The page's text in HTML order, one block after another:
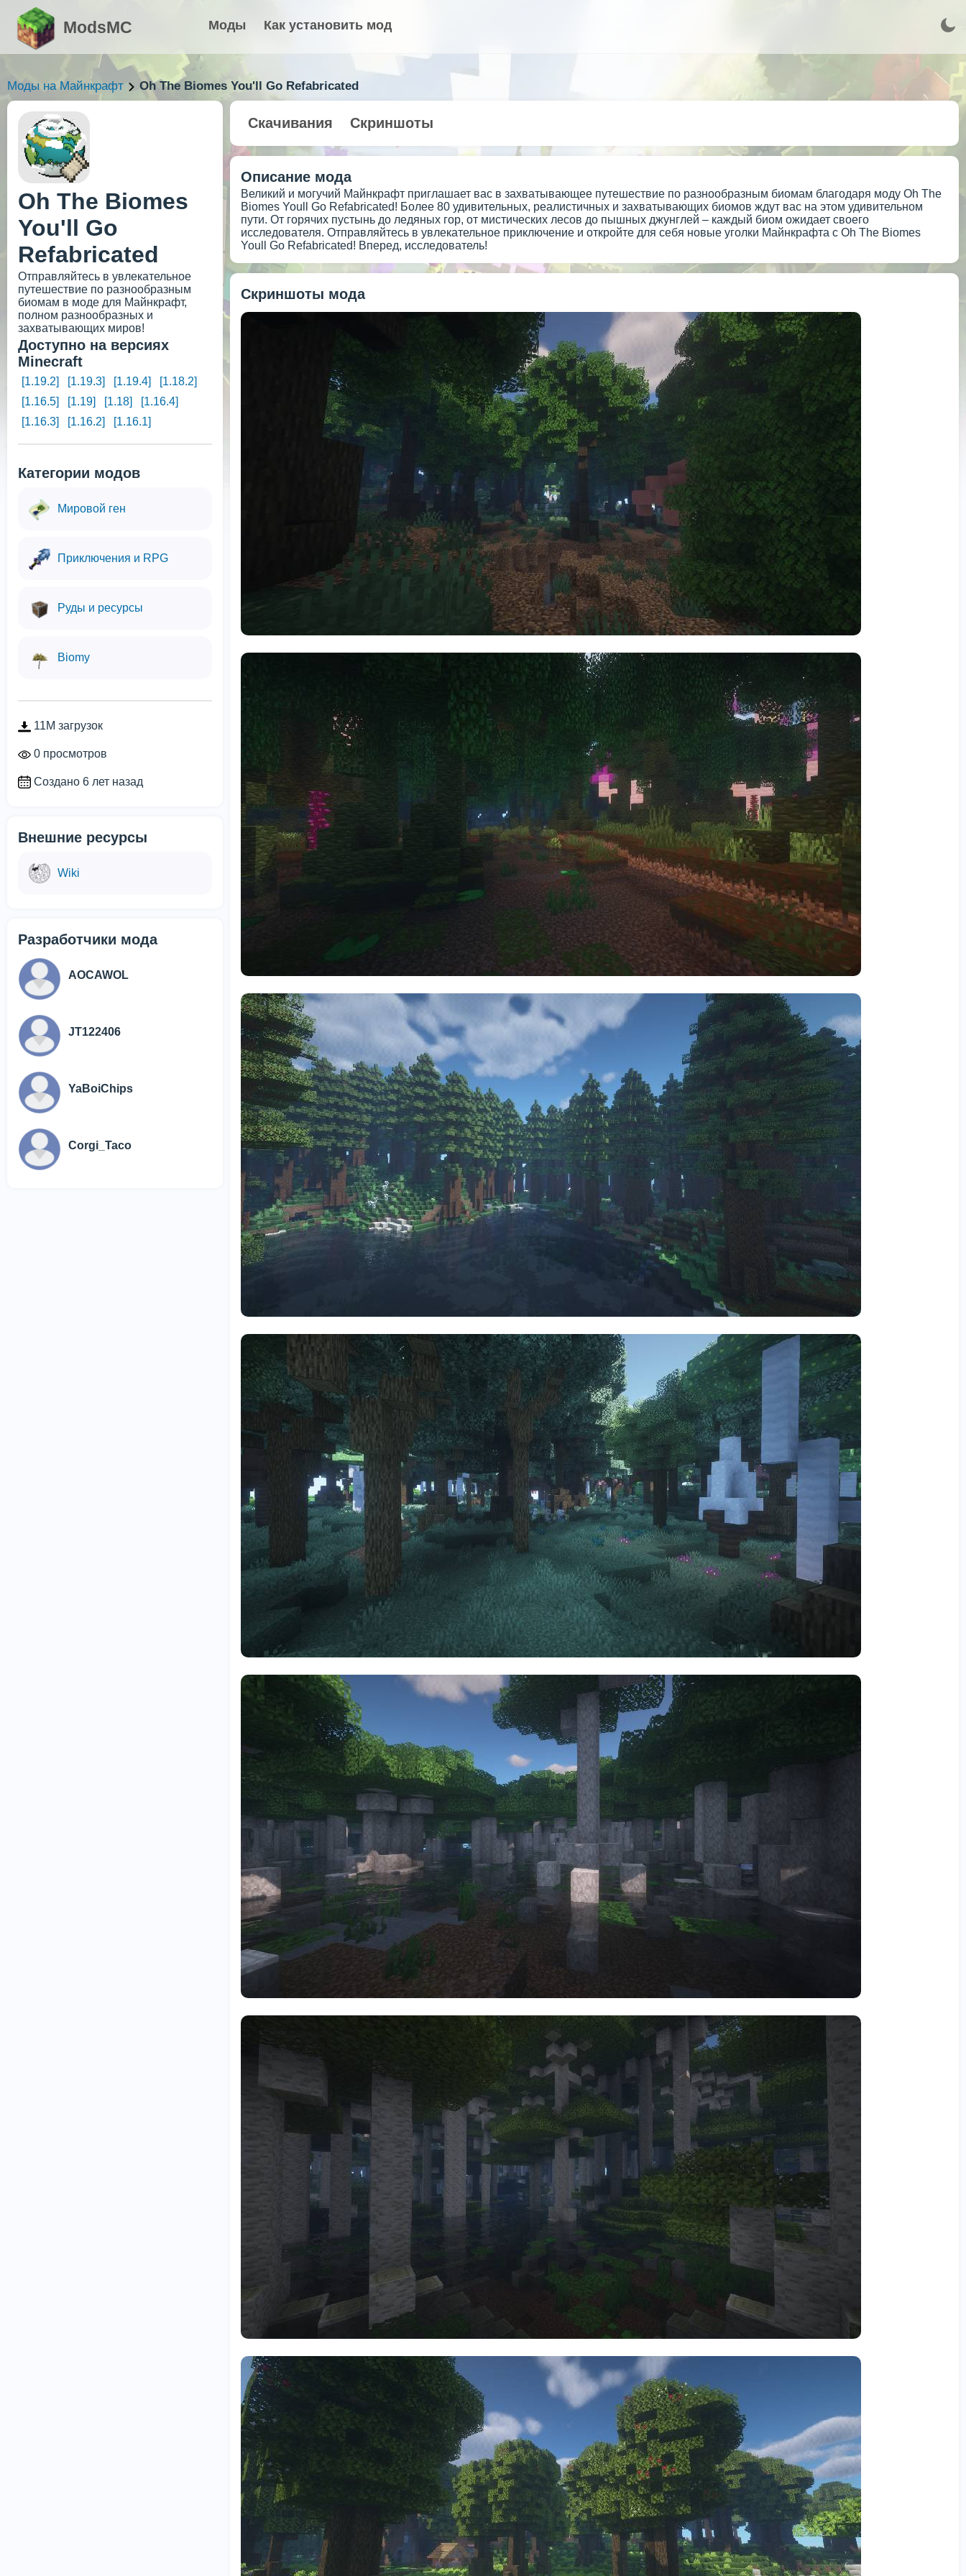
ModsMC Моды Как установить мод
Моды на Майнкрафт Oh The Biomes You'll Go Refabricated
Oh The Biomes
You'll Go
Refabricated
Отправляйтесь в увлекательное
путешествие по разнообразным
биомам в моде для Майнкрафт,
полном разнообразных и
захватывающих миров!
Доступно на версиях
Minecraft
[1.19.2] [1.19.3] [1.19.4]
[1.18.2]
[1.16.5]
[1.19] [1.18]
[1.16.4]
[1.16.3]
[1.16.2] [1.16.1]
Категории модов
Мировой ген
Приключения и RPG
Руды и ресурсы
Biomy
11M загрузок
0 просмотров
Создано 6 лет назад
Внешние ресурсы
Wiki
Разработчики мода
AOCAWOL
JT122406
YaBoiChips
Corgi_Taco
Скачивания Скриншоты
Описание мода
Великий и могучий Майнкрафт приглашает вас в захватывающее путешествие по разнообразным биомам благодаря моду Oh The
Biomes Youll Go Refabricated! Более 80 удивительных, реалистичных и захватывающих биомов ждут вас на этом удивительном
пути. От горячих пустынь до ледяных гор, от мистических лесов до пышных джунглей – каждый биом ожидает своего
исследователя. Отправляйтесь в увлекательное приключение и откройте для себя новые уголки Майнкрафта с Oh The Biomes
Youll Go Refabricated! Вперед, исследователь!
Скриншоты мода